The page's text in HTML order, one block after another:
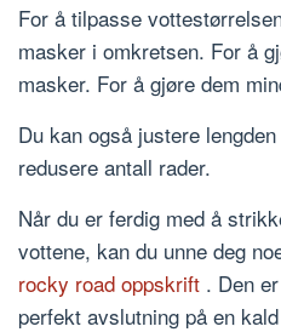
For å tilpasse
masker i omkretsen. For å
masker. For å gjøre dem
Du kan også justere
redusere antall rader.
Når du er ferdig med å
vottene, kan du unne deg
rocky road oppskrift . Den
perfekt avslutning på en